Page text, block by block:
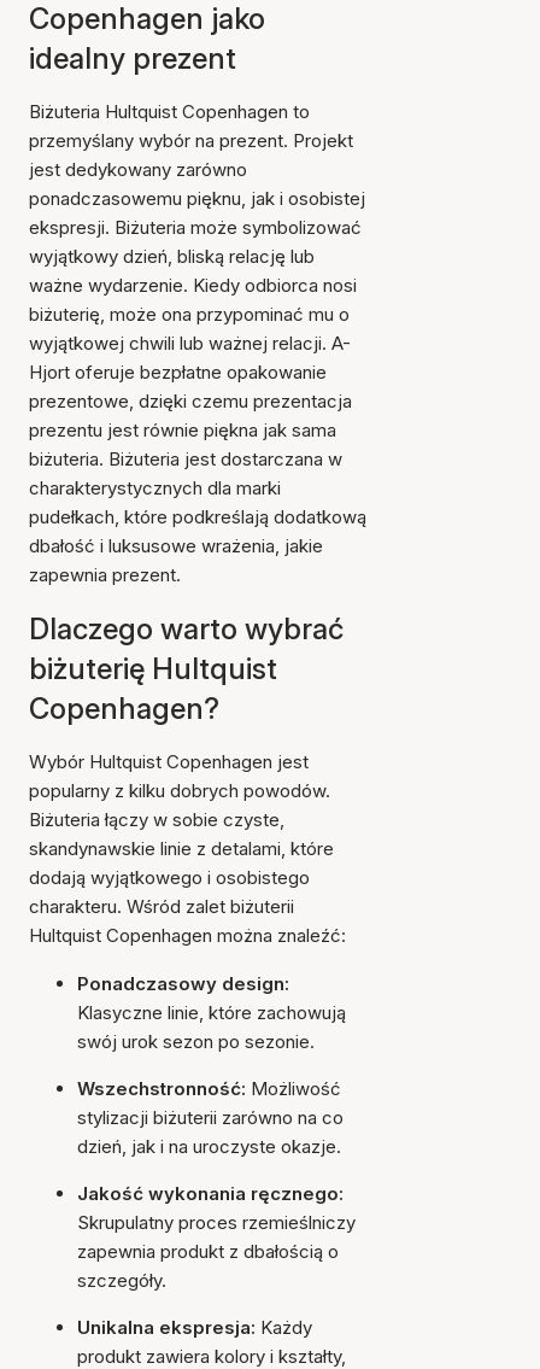
Copenhagen jako
idealny prezent
Biżuteria Hultquist Copenhagen to
przemyślany wybór na prezent. Projekt
jest dedykowany zarówno
ponadczasowemu pięknu, jak i osobistej
ekspresji. Biżuteria może symbolizować
wyjątkowy dzień, bliską relację lub
ważne wydarzenie. Kiedy odbiorca nosi
biżuterię, może ona przypominać mu o
wyjątkowej chwili lub ważnej relacji. A-
Hjort oferuje bezpłatne opakowanie
prezentowe, dzięki czemu prezentacja
prezentu jest równie piękna jak sama
biżuteria. Biżuteria jest dostarczana w
charakterystycznych dla marki
pudełkach, które podkreślają dodatkową
dbałość i luksusowe wrażenia, jakie
zapewnia prezent.
Dlaczego warto wybrać
biżuterię Hultquist
Copenhagen?
Wybór Hultquist Copenhagen jest
popularny z kilku dobrych powodów.
Biżuteria łączy w sobie czyste,
skandynawskie linie z detalami, które
dodają wyjątkowego i osobistego
charakteru. Wśród zalet biżuterii
Hultquist Copenhagen można znaleźć:
Ponadczasowy design:
Klasyczne linie, które zachowują
swój urok sezon po sezonie.
Wszechstronność: Możliwość
stylizacji biżuterii zarówno na co
dzień, jak i na uroczyste okazje.
Jakość wykonania ręcznego:
Skrupulatny proces rzemieślniczy
zapewnia produkt z dbałością o
szczegóły.
Unikalna ekspresja: Każdy
produkt zawiera kolory i kształty,